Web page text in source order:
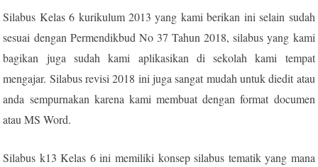
Silabus Kelas 6 kurikulum 2013 yang kami berikan ini selain sudah
sesuai dengan Permendikbud No 37 Tahun 2018, silabus yang kami
bagikan juga sudah kami aplikasikan di sekolah kami tempat
mengajar. Silabus revisi 2018 ini juga sangat mudah untuk diedit atau
anda sempurnakan karena kami membuat dengan format documen
atau MS Word.
Silabus k13 Kelas 6 ini memiliki konsep silabus tematik yang mana